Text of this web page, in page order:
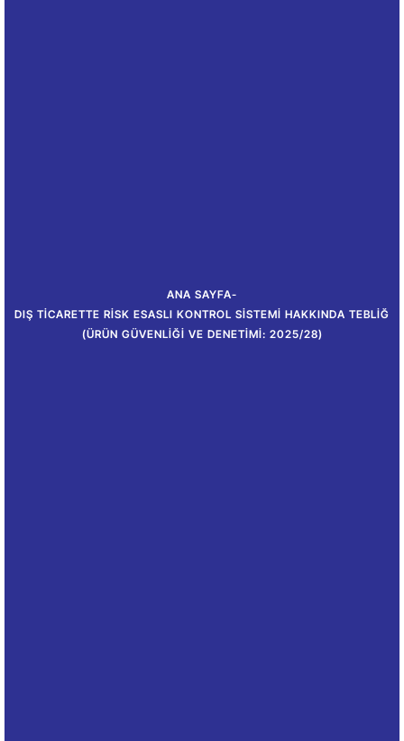
ANA SAYFA-
DIŞ TICARETTE RISK ESASLI KONTROL SISTEMI HAKKINDA TEBLIĞ
(ÜRÜN GÜVENLIĞI VE DENETIMI: 2025/28)